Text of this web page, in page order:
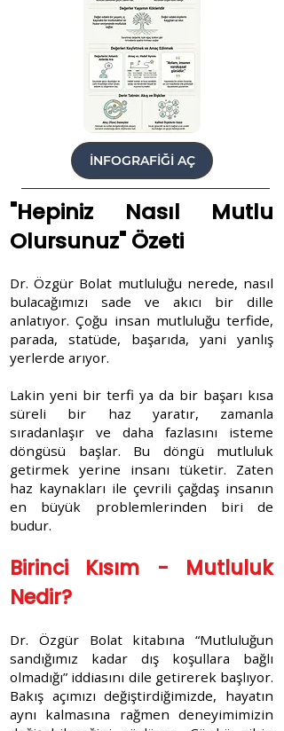
İNFOGRAFİĞİ AÇ
"Hepiniz Nasıl Mutlu
Olursunuz" Özeti
Dr. Özgür Bolat mutluluğu nerede, nasıl
bulacağımızı sade ve akıcı bir dille
anlatıyor. Çoğu insan mutluluğu terfide,
parada, statüde, başarıda, yani yanlış
yerlerde arıyor.
Lakin yeni bir terfi ya da bir başarı kısa
süreli bir haz yaratır, zamanla
sıradanlaşır ve daha fazlasını isteme
döngüsü başlar. Bu döngü mutluluk
getirmek yerine insanı tüketir. Zaten
haz kaynakları ile çevrili çağdaş insanın
en büyük problemlerinden biri de
budur.
Birinci Kısım - Mutluluk
Nedir?
Dr. Özgür Bolat kitabına “Mutluluğun
sandığımız kadar dış koşullara bağlı
olmadığı” iddiasını dile getirerek başlıyor.
Bakış açımızı değiştirdiğimizde, hayatın
aynı kalmasına rağmen deneyimimizin